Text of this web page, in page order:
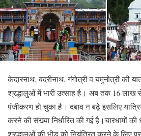
केदारनाथ, बदरीनाथ, गंगोत्री व यमुनोत्री की
श्रद्धालुओं में भारी उत्साह है। अब तक 16 लाख
पंजीकरण हो चुका है। दबाव न बढ़े इसलिए
करने की संख्या निर्धारित की गई है।चारधामों की
श्रद्धालुओं की भीड़ को नियंत्रित करने के लिए